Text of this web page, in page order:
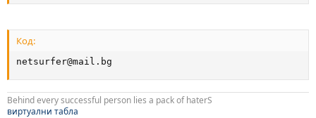
Код:
netsurfer@mail.bg
Behind every successful person lies a pack of haterS
виртуални табла